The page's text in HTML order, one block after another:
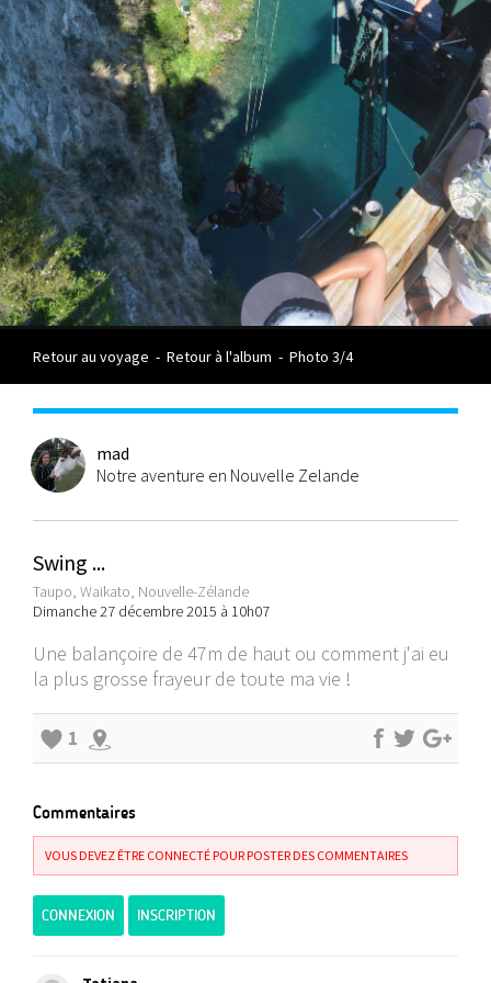
Retour au voyage - Retour à l'album - Photo 3/4
mad
Notre aventure en Nouvelle Zelande
Swing ...
Taupo, Waikato, Nouvelle-Zélande
Dimanche 27 décembre 2015 à 10h07
Une balançoire de 47m de haut ou comment j'ai eu
la plus grosse frayeur de toute ma vie !
1
Commentaires
VOUS DEVEZ ÊTRE CONNECTÉ POUR POSTER DES COMMENTAIRES
CONNEXION INSCRIPTION